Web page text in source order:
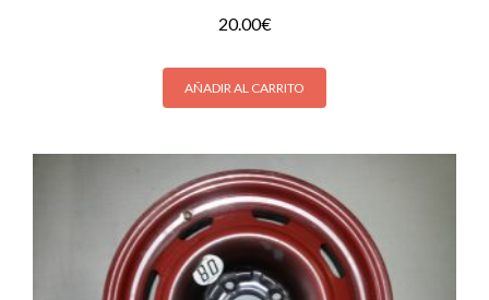
20.00€
AÑADIR AL CARRITO